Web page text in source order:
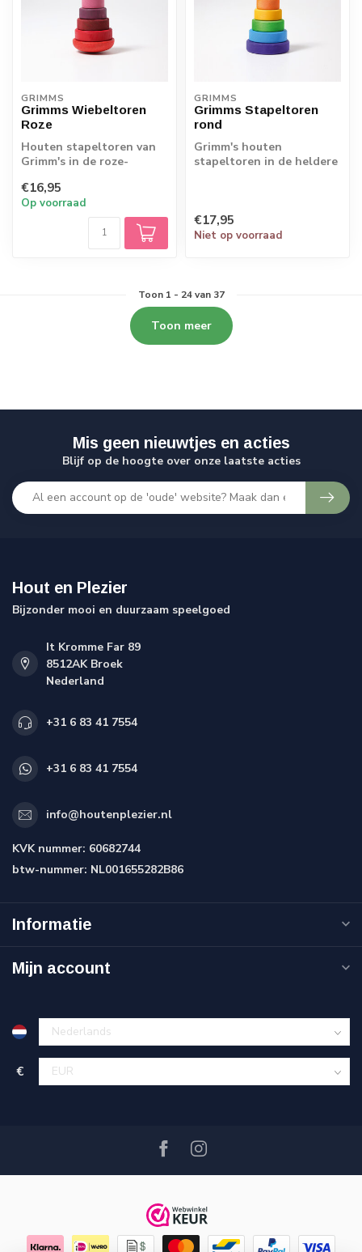
GRIMMS
Grimms Wiebeltoren
Roze
Houten stapeltoren van
Grimm's in de roze-
onderkant. Spele...
€16,95
Op voorraad
GRIMMS
Grimms Stapeltoren
rond
Grimm's houten
stapeltoren in de heldere
€17,95
Niet op voorraad
Toon 1 - 24van 37
Toon meer
Mis geen nieuwtjes en acties
Blijf op de hoogte over onze laatste acties
Hout en Plezier
Bijzonder mooi en duurzaam speelgoed
It Kromme Far 89
8512AK Broek
Nederland
+31 6 83 41 7554
+31 6 83 41 7554
info@houtenplezier.nl
KVK nummer: 60682744
btw-nummer: NL001655282B86
Informatie
Mijn account
€